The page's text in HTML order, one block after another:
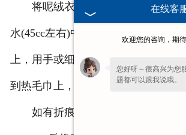
将呢绒衣平铺在桌子上，把一条
水(45cc左右)中浸透后，不要拧得太
上，用手或细棍进行弹性拍打，使呢
到热毛巾上，然后洗涤毛巾，反复几
如有折痕，可以顺毛熨烫。
在线客
欢迎您的咨询，期
您好呀～很高兴为您
题都可以跟我说哦。